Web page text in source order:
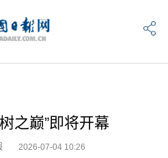
之巅”即将开幕
2026-07-04 10:26